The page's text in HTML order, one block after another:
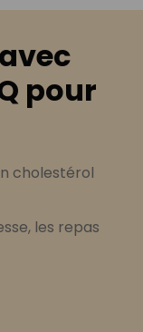
pour
cholestérol
les repas